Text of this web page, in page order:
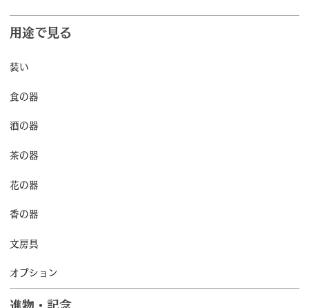
用途で見る
装い
食の器
酒の器
茶の器
花の器
香の器
文房具
オプション